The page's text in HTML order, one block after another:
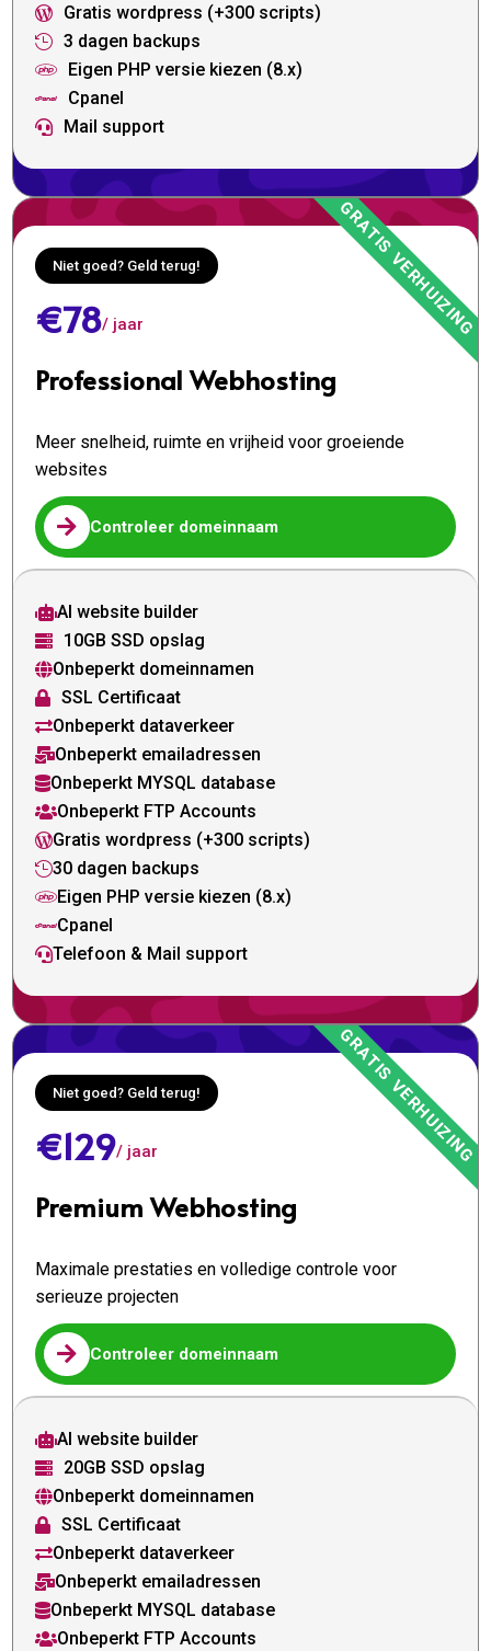
 Gratis wordpress (+300 scripts)
 3 dagen backups
 Eigen PHP versie kiezen (8.x)
 Cpanel
 Mail support
Niet goed? Geld terug!
€78/ jaar
Professional Webhosting
Meer snelheid, ruimte en vrijheid voor groeiende
websites
 Controleer domeinnaam
AI website builder
 10GB SSD opslag
Onbeperkt domeinnamen
 SSL Certificaat
Onbeperkt dataverkeer
Onbeperkt emailadressen
Onbeperkt MYSQL database
Onbeperkt FTP Accounts
Gratis wordpress (+300 scripts)
30 dagen backups
Eigen PHP versie kiezen (8.x)
Cpanel
Telefoon & Mail support
Niet goed? Geld terug!
€129/ jaar
Premium Webhosting
Maximale prestaties en volledige controle voor
serieuze projecten
 Controleer domeinnaam
AI website builder
 20GB SSD opslag
Onbeperkt domeinnamen
 SSL Certificaat
Onbeperkt dataverkeer
Onbeperkt emailadressen
Onbeperkt MYSQL database
Onbeperkt FTP Accounts